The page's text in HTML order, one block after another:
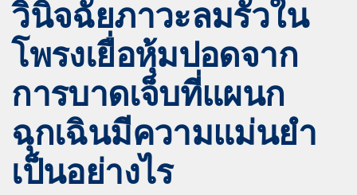
วินิจฉัยภาวะลมรั่วใน
โพรงเยื่อหุ้มปอดจาก
การบาดเจ็บที่แผนก
ฉุกเฉินมีความแม่นยำ
เป็นอย่างไร